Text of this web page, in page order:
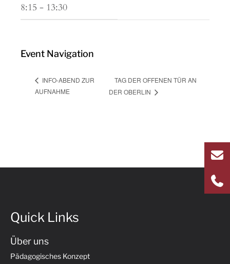
8:15 - 13:30
Event Navigation
INFO-ABEND ZUR
AUFNAHME
TAG DER OFFENEN TÜR AN
DER OBERLIN
Quick Links
Über uns
Pädagogisches Konzept